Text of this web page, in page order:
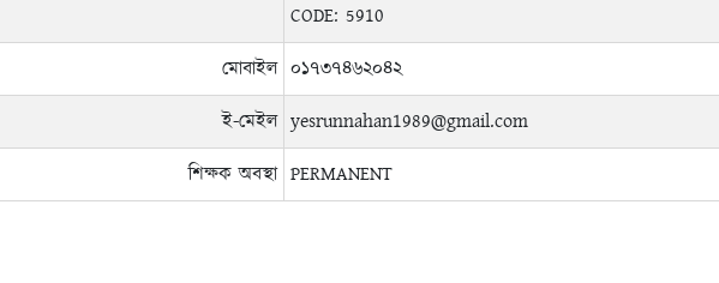
CODE: 5910
মোবাইল ০১৭৩৭৪৬২০৪২
ই-মেইল yesrunnahan1989@gmail.com
শিক্ষক অবস্থা PERMANENT